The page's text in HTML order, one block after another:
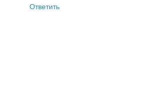
Ответить